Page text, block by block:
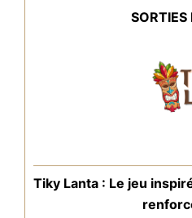
SORTIES
Tiky Lanta : Le jeu